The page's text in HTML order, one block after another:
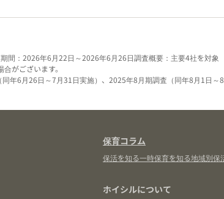
間：2026年6月22日～2026年6月26日調査概要：主要4社を対象
がございます。
年6月26日～7月31日実施）、2025年8月期調査（同年8月1日～
保育コラム
保活を知る一時保育を知る地域別保
ホイシルについて